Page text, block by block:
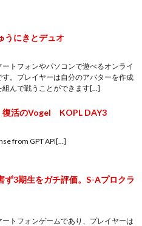
うにきとデュオ
トフォンやパソコンで遊べるオンライ
。プレイヤーは自分のアバターを作成
組んで戦うことができます[…]
復活のVogel KOPL DAY3
from GPT API[…]
ず3期生をガチ評価。S-Aプロクラ
トフォンゲームであり、プレイヤーは